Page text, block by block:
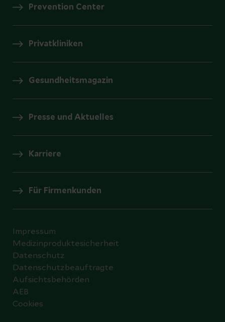
Prevention Center
Privatkliniken
Gesundheitsmagazin
Presse und Aktuelles
Karriere
Für Firmenkunden
Impressum
Medizinproduktesicherheit
Datenschutz
Datenschutzbeauftragte
Aufsichtsbehörden
AEB
Cookies